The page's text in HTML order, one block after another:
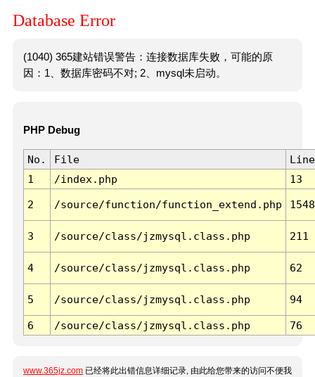
Database Error
(1040) 365建站错误警告：连接数据库失败，可能的原
因：1、数据库密码不对; 2、mysql未启动。
PHP Debug
No. File
Line
1
/index.php 13
2 /source/function/function_extend.php 1548
3 /source/class/jzmysql.class.php 211
4 /source/class/jzmysql.class.php 62
5 /source/class/jzmysql.class.php 94
6 /source/class/jzmysql.class.php 76
www.365jz.com 已经将此出错信息详细记录, 由此给您带来的访问不便我